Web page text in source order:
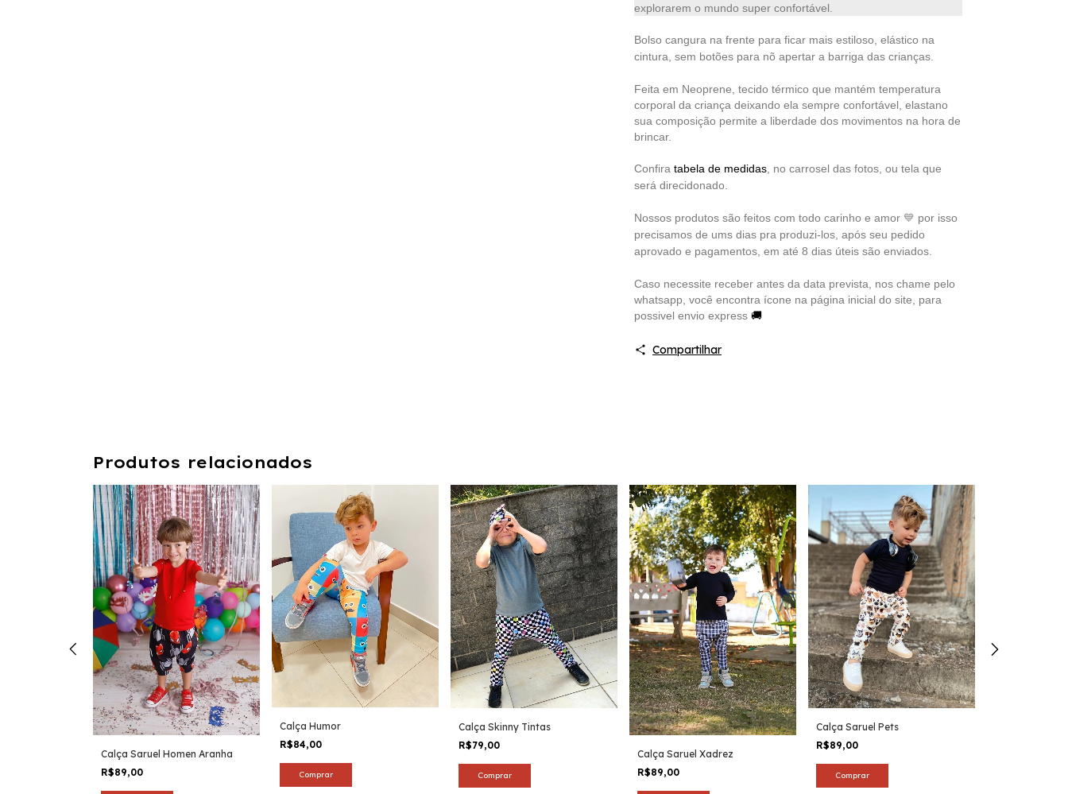
explorarem o mundo super confortável.
Bolso cangura na frente para ficar mais estiloso, elástico na
cintura, sem botões para nõ apertar a barriga das crianças.
Feita em Neoprene, tecido térmico que mantém temperatura
corporal da criança deixando ela sempre confortável, elastano
sua composição permite a liberdade dos movimentos na hora de
brincar.
Confira tabela de medidas , no carrosel das fotos, ou tela que
será direcidonado.
Nossos produtos são feitos com todo carinho e amor 💙 por isso
precisamos de ums dias pra produzi-los, após seu pedido
aprovado e pagamentos, em até 8 dias úteis são enviados.
Caso necessite receber antes da data prevista, nos chame pelo
whatsapp, você encontra ícone na página inicial do site, para
possivel envio express 🚚
Compartilhar
Produtos relacionados
Calça Saruel Homen Aranha
R$89,00
Calça Humor
R$84,00
Comprar
Calça Skinny Tintas
R$79,00
Comprar
Calça Saruel Xadrez
R$89,00
Calça Saruel Pets
R$89,00
Comprar